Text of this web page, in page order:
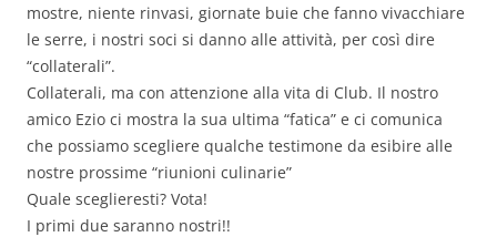
mostre, niente rinvasi, giornate buie che fanno vivacchiare
le serre, i nostri soci si danno alle attività, per così dire
“collaterali”.
Collaterali, ma con attenzione alla vita di Club. Il nostro
amico Ezio ci mostra la sua ultima “fatica” e ci comunica
che possiamo scegliere qualche testimone da esibire alle
nostre prossime “riunioni culinarie”
Quale sceglieresti? Vota!
I primi due saranno nostri!!